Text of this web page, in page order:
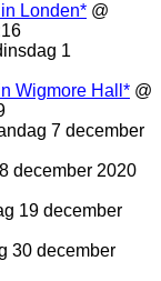
Londen* @
1
Wigmore Hall* @
7 december
december 2020
19 december
30 december